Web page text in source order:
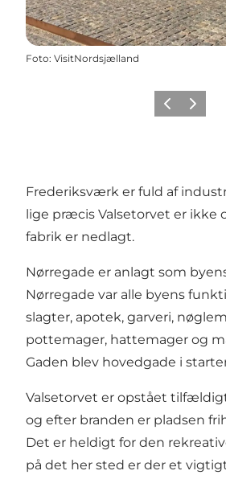
Foto: VisitNordsjælland
ForrigeNæste
Frederiksværk er fuld af
lige præcis Valsetorvet er ikke
fabrik er nedlagt.
Nørregade er anlagt som
Nørregade var alle byens
slagter, apotek, garveri,
pottemager, hattemager og
Gaden blev hovedgade i
Valsetorvet er opstået
og efter branden er pladsen
Det er heldigt for den
på det her sted er der et